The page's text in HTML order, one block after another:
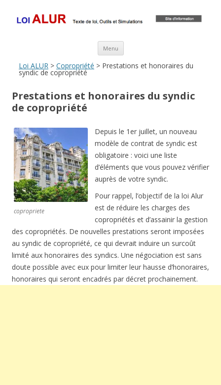
Loi ALUR
ALUR
Menu Aller au contenu principal
Loi ALUR > Copropriété > Prestations et honoraires du
syndic de copropriété
Prestations et honoraires du syndic
de copropriété
copropriete
Depuis le 1er juillet, un nouveau
modèle de contrat de syndic est
obligatoire : voici une liste
d’éléments que vous pouvez vérifier
auprès de votre syndic.
Pour rappel, l’objectif de la loi Alur
est de réduire les charges des
copropriétés et d’assainir la gestion
des copropriétés. De nouvelles prestations seront imposées
au syndic de copropriété, ce qui devrait induire un surcoût
limité aux honoraires des syndics. Une négociation est sans
doute possible avec eux pour limiter leur hausse d’honoraires,
honoraires qui seront encadrés par décret prochainement.